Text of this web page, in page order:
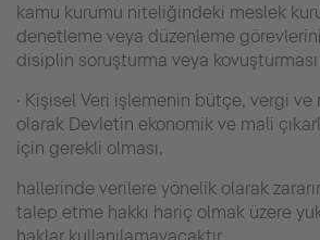
kamu kurumu niteliğindeki meslek
denetleme veya düzenleme
disiplin soruşturma veya
· Kişisel Veri işlemenin bütçe, vergi
olarak Devletin ekonomik ve mali
için gerekli olması,
hallerinde verilere yönelik olarak
talep etme hakkı hariç olmak üzere
haklar kullanılamayacaktır.